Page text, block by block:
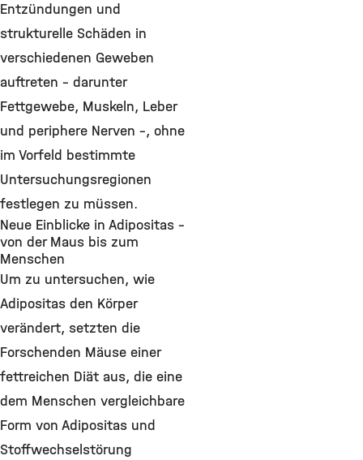
Entzündungen und
strukturelle Schäden in
verschiedenen Geweben
auftreten – darunter
Fettgewebe, Muskeln, Leber
und periphere Nerven –, ohne
im Vorfeld bestimmte
Untersuchungsregionen
festlegen zu müssen.
Neue Einblicke in Adipositas –
von der Maus bis zum
Menschen
Um zu untersuchen, wie
Adipositas den Körper
verändert, setzten die
Forschenden Mäuse einer
fettreichen Diät aus, die eine
dem Menschen vergleichbare
Form von Adipositas und
Stoffwechselstörung